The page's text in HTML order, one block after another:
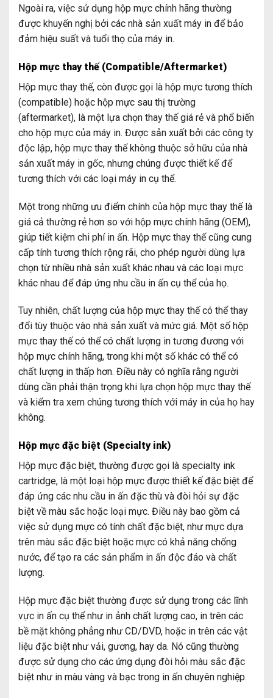
Ngoài ra, việc sử dụng hộp mực chính hãng thường
được khuyến nghị bởi các nhà sản xuất máy in để bảo
đảm hiệu suất và tuổi thọ của máy in.
Hộp mực thay thế (Compatible/Aftermarket)
Hộp mực thay thế, còn được gọi là hộp mực tương thích
(compatible) hoặc hộp mực sau thị trường
(aftermarket), là một lựa chọn thay thế giá rẻ và phổ biến
cho hộp mực của máy in. Được sản xuất bởi các công ty
độc lập, hộp mực thay thế không thuộc sở hữu của nhà
sản xuất máy in gốc, nhưng chúng được thiết kế để
tương thích với các loại máy in cụ thể.
Một trong những ưu điểm chính của hộp mực thay thế là
giá cả thường rẻ hơn so với hộp mực chính hãng (OEM),
giúp tiết kiệm chi phí in ấn. Hộp mực thay thế cũng cung
cấp tính tương thích rộng rãi, cho phép người dùng lựa
chọn từ nhiều nhà sản xuất khác nhau và các loại mực
khác nhau để đáp ứng nhu cầu in ấn cụ thể của họ.
Tuy nhiên, chất lượng của hộp mực thay thế có thể thay
đổi tùy thuộc vào nhà sản xuất và mức giá. Một số hộp
mực thay thế có thể có chất lượng in tương đương với
hộp mực chính hãng, trong khi một số khác có thể có
chất lượng in thấp hơn. Điều này có nghĩa rằng người
dùng cần phải thận trọng khi lựa chọn hộp mực thay thế
và kiểm tra xem chúng tương thích với máy in của họ hay
không.
Hộp mực đặc biệt (Specialty ink)
Hộp mực đặc biệt, thường được gọi là specialty ink
cartridge, là một loại hộp mực được thiết kế đặc biệt để
đáp ứng các nhu cầu in ấn đặc thù và đòi hỏi sự đặc
biệt về màu sắc hoặc loại mực. Điều này bao gồm cả
việc sử dụng mực có tính chất đặc biệt, như mực dựa
trên màu sắc đặc biệt hoặc mực có khả năng chống
nước, để tạo ra các sản phẩm in ấn độc đáo và chất
lượng.
Hộp mực đặc biệt thường được sử dụng trong các lĩnh
vực in ấn cụ thể như in ảnh chất lượng cao, in trên các
bề mặt không phẳng như CD/DVD, hoặc in trên các vật
liệu đặc biệt như vải, gương, hay da. Nó cũng thường
được sử dụng cho các ứng dụng đòi hỏi màu sắc đặc
biệt như in màu vàng và bạc trong in ấn chuyên nghiệp.